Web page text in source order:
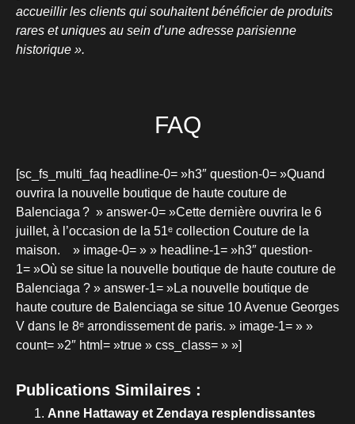
accueillir les clients qui souhaitent bénéficier de produits
rares et uniques au sein d’une adresse parisienne
historique ».
FAQ
[sc_fs_multi_faq headline-0= »h3″ question-0= »Quand
ouvrira la nouvelle boutique de haute couture de
Balenciaga ? » answer-0= »Cette dernière ouvrira le 6
juillet, à l’occasion de la 51ᵉ collection Couture de la
maison. » image-0= » » headline-1= »h3″ question-
1= »Où se situe la nouvelle boutique de haute couture de
Balenciaga ? » answer-1= »La nouvelle boutique de
haute couture de Balenciaga se situe 10 Avenue Georges
V dans le 8ᵉ arrondissement de paris. » image-1= » »
count= »2″ html= »true » css_class= » »]
Publications Similaires :
Anne Hattaway et Zendaya resplendissantes